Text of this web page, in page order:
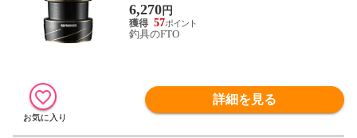
6,270円
57
釣具のFTO
詳細を見る